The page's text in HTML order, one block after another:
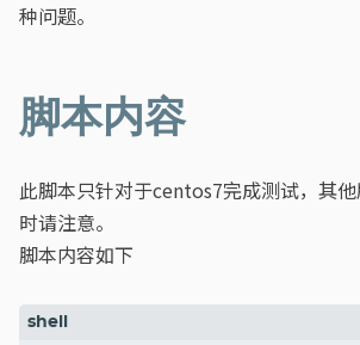
种问题。
脚本内容
此脚本只针对于centos7完成测试，其
时请注意。
脚本内容如下